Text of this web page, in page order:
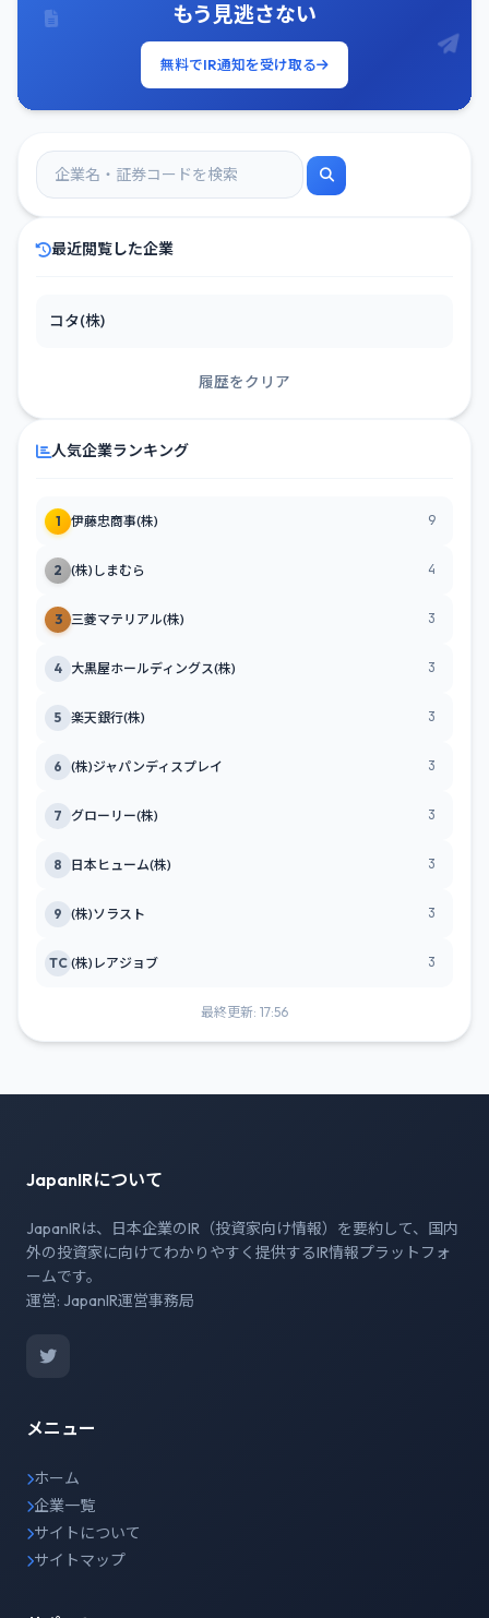
もう見逃さない
無料でIR通知を受け取る
最近閲覧した企業
コタ(株)
履歴をクリア
人気企業ランキング
1 伊藤忠商事(株) 9
2 (株)しまむら 4
3 三菱マテリアル(株) 3
4 大黒屋ホールディングス(株) 3
5 楽天銀行(株) 3
6 (株)ジャパンディスプレイ 3
7 グローリー(株) 3
8 日本ヒューム(株) 3
9 (株)ソラスト 3
TC (株)レアジョブ 3
最終更新: 17:56
JapanIRについて
JapanIRは、日本企業のIR（投資家向け情報）を要約して、国内
外の投資家に向けてわかりやすく提供するIR情報プラットフォ
ームです。
運営: JapanIR運営事務局
メニュー
ホーム
企業一覧
サイトについて
サイトマップ